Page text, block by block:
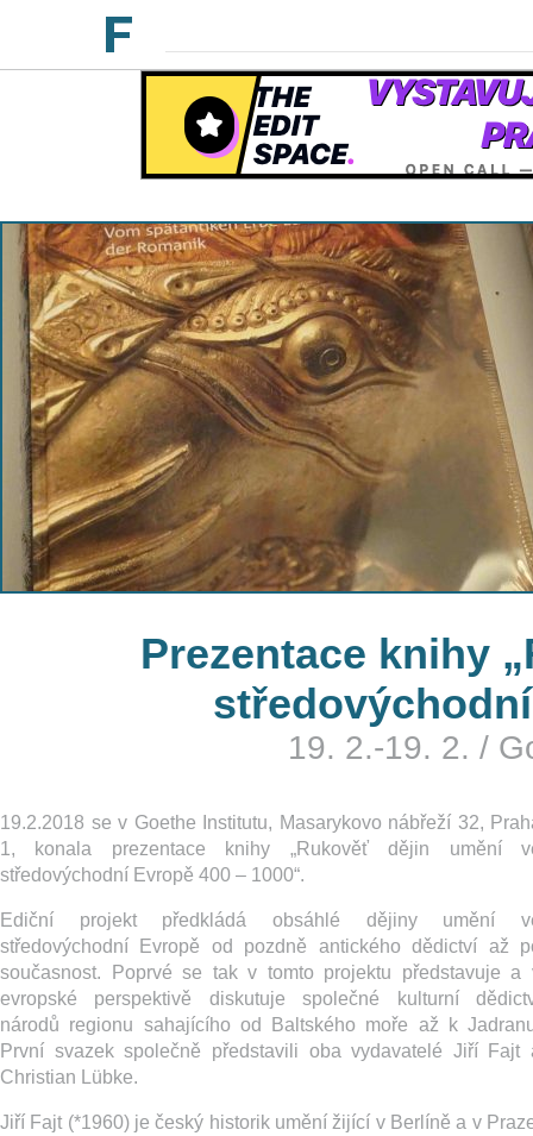
Prezentace knihy
19. 2.-19. 2. /
19.2.2018 se v Goethe Institutu, Masarykovo nábřeží 32,
1, konala prezentace knihy „Rukověť dějin umění
středovýchodní Evropě 400 – 1000“.
Ediční projekt předkládá obsáhlé dějiny umění
středovýchodní Evropě od pozdně antického dědictví až
současnost. Poprvé se tak v tomto projektu představuje a
evropské perspektivě diskutuje společné kulturní
národů regionu sahajícího od Baltského moře až k
První svazek společně představili oba vydavatelé Jiří Fajt
Christian Lübke.
Jiří Fajt (*1960) je český historik umění žijící v Berlíně a v